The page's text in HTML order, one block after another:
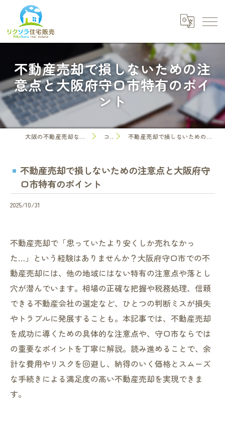
不動産売却で損しないための注
意点と大阪府守口市特有のポイ
ント
大阪の不動産売却なら株式会社リクソラ住宅販売 コラム 不動産売却で損しないための注意点と大阪府守口市特有のポイント
不動産売却で損しないための注意点と大阪府守
口市特有のポイント
2025/10/31
不動産売却で「思っていたより安くしか売れなかっ
た…」という経験はありませんか？大阪府守口市での不
動産売却には、他の地域にはない特有の注意点や落とし
穴が潜んでいます。相場の正確な把握や税務処理、信頼
できる不動産会社の選定など、ひとつの判断ミスが損失
やトラブルに発展することも。本記事では、不動産売却
を成功に導くための具体的な注意点や、守口市ならでは
の重要なポイントを丁寧に解説。読み進めることで、余
計な費用やリスクを回避し、納得のいく価格とスムーズ
な手続きによる満足度の高い不動産売却を実現できま
す。